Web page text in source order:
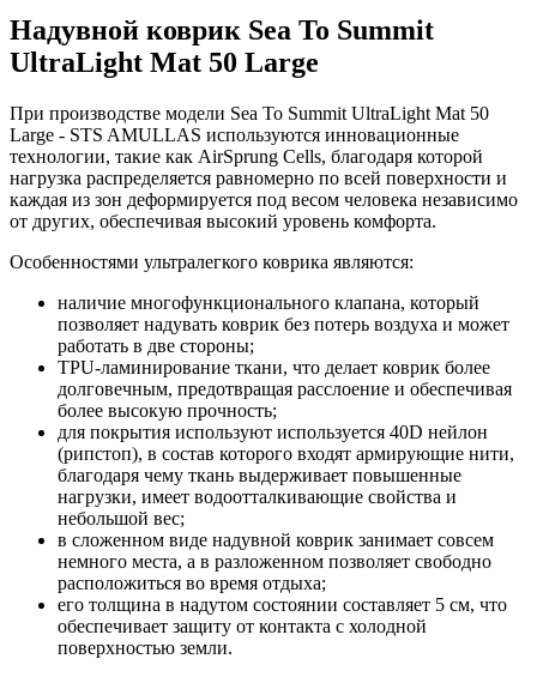
Надувной коврик Sea To Summit
UltraLight Mat 50 Large
При производстве модели Sea To Summit UltraLight Mat 50
Large - STS AMULLAS используются инновационные
технологии, такие как AirSprung Cells, благодаря которой
нагрузка распределяется равномерно по всей поверхности и
каждая из зон деформируется под весом человека независимо
от других, обеспечивая высокий уровень комфорта.
Особенностями ультралегкого коврика являются:
наличие многофункционального клапана, который
позволяет надувать коврик без потерь воздуха и может
работать в две стороны;
TРU-ламинирование ткани, что делает коврик более
долговечным, предотвращая расслоение и обеспечивая
более высокую прочность;
для покрытия используют используется 40D нейлон
(рипстоп), в состав которого входят армирующие нити,
благодаря чему ткань выдерживает повышенные
нагрузки, имеет водоотталкивающие свойства и
небольшой вес;
в сложенном виде надувной коврик занимает совсем
немного места, а в разложенном позволяет свободно
расположиться во время отдыха;
его толщина в надутом состоянии составляет 5 см, что
обеспечивает защиту от контакта с холодной
поверхностью земли.